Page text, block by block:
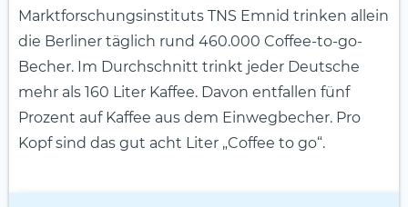
Marktforschungsinstituts TNS Emnid trinken allein
die Berliner täglich rund 460.000 Coffee-to-go-
Becher. Im Durchschnitt trinkt jeder Deutsche
mehr als 160 Liter Kaffee. Davon entfallen fünf
Prozent auf Kaffee aus dem Einwegbecher. Pro
Kopf sind das gut acht Liter „Coffee to go“.